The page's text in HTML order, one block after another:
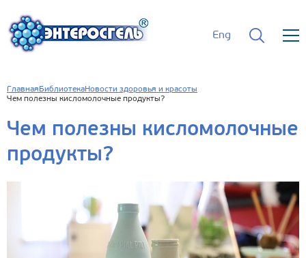
Eng
Главная БиблиотекаНовости здоровья и красоты
Чем полезны кисломолочные продукты?
Чем полезны кисломолочные
продукты?